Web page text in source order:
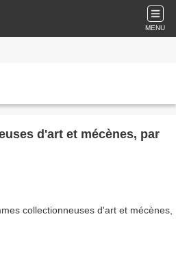
MENU
d'art et mécènes, par